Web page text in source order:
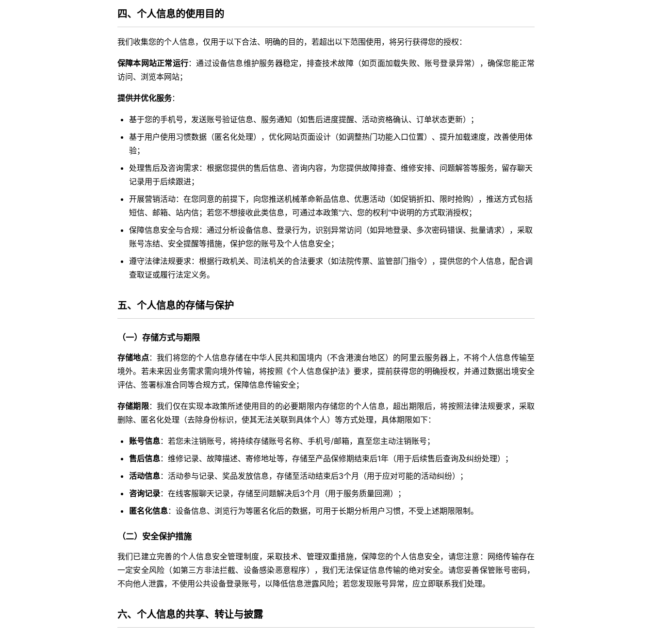
四、个人信息的使用目的
我们收集您的个人信息，仅用于以下合法、明确的目的，若超出以下范围使用，将另行获得您的授权：
保障本网站正常运行：通过设备信息维护服务器稳定，排查技术故障（如页面加载失败、账号登录异常），确保您能正常
访问、浏览本网站；
提供并优化服务：
基于您的手机号，发送账号验证信息、服务通知（如售后进度提醒、活动资格确认、订单状态更新）；
基于用户使用习惯数据（匿名化处理），优化网站页面设计（如调整热门功能入口位置）、提升加载速度，改善使用体
验；
处理售后及咨询需求：根据您提供的售后信息、咨询内容，为您提供故障排查、维修安排、问题解答等服务，留存聊天
记录用于后续跟进；
开展营销活动：在您同意的前提下，向您推送机械革命新品信息、优惠活动（如促销折扣、限时抢购），推送方式包括
短信、邮箱、站内信；若您不想接收此类信息，可通过本政策"六、您的权利"中说明的方式取消授权；
保障信息安全与合规：通过分析设备信息、登录行为，识别异常访问（如异地登录、多次密码错误、批量请求），采取
账号冻结、安全提醒等措施，保护您的账号及个人信息安全；
遵守法律法规要求：根据行政机关、司法机关的合法要求（如法院传票、监管部门指令），提供您的个人信息，配合调
查取证或履行法定义务。
五、个人信息的存储与保护
（一）存储方式与期限
存储地点：我们将您的个人信息存储在中华人民共和国境内（不含港澳台地区）的阿里云服务器上，不将个人信息传输至
境外。若未来因业务需求需向境外传输，将按照《个人信息保护法》要求，提前获得您的明确授权，并通过数据出境安全
评估、签署标准合同等合规方式，保障信息传输安全；
存储期限：我们仅在实现本政策所述使用目的的必要期限内存储您的个人信息，超出期限后，将按照法律法规要求，采取
删除、匿名化处理（去除身份标识，使其无法关联到具体个人）等方式处理，具体期限如下：
账号信息：若您未注销账号，将持续存储账号名称、手机号/邮箱，直至您主动注销账号；
售后信息：维修记录、故障描述、寄修地址等，存储至产品保修期结束后1年（用于后续售后查询及纠纷处理）；
活动信息：活动参与记录、奖品发放信息，存储至活动结束后3个月（用于应对可能的活动纠纷）；
咨询记录：在线客服聊天记录，存储至问题解决后3个月（用于服务质量回溯）；
匿名化信息：设备信息、浏览行为等匿名化后的数据，可用于长期分析用户习惯，不受上述期限限制。
（二）安全保护措施
我们已建立完善的个人信息安全管理制度，采取技术、管理双重措施，保障您的个人信息安全，请您注意：网络传输存在
一定安全风险（如第三方非法拦截、设备感染恶意程序），我们无法保证信息传输的绝对安全。请您妥善保管账号密码，
不向他人泄露，不使用公共设备登录账号，以降低信息泄露风险；若您发现账号异常，应立即联系我们处理。
六、个人信息的共享、转让与披露